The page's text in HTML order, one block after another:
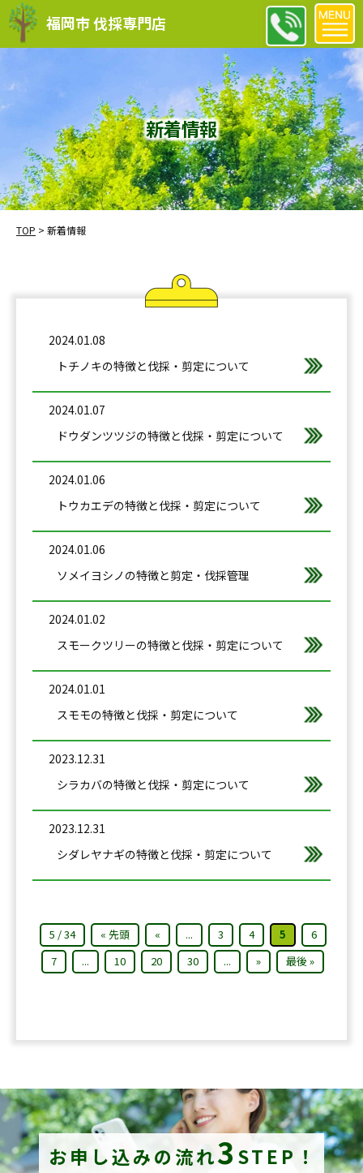
福岡市 伐採専門店
新着情報
TOP > 新着情報
2024.01.08
トチノキの特徴と伐採・剪定について
2024.01.07
ドウダンツツジの特徴と伐採・剪定について
2024.01.06
トウカエデの特徴と伐採・剪定について
2024.01.06
ソメイヨシノの特徴と剪定・伐採管理
2024.01.02
スモークツリーの特徴と伐採・剪定について
2024.01.01
スモモの特徴と伐採・剪定について
2023.12.31
シラカバの特徴と伐採・剪定について
2023.12.31
シダレヤナギの特徴と伐採・剪定について
5 / 34 « 先頭 « ... 3 4 5
6
7
... 10 20 30 ... » 最後 »
お申し込みの流れ3 STEP！